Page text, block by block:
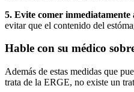
5. Evite comer inmediatamente
evitar que el contenido del
Hable con su médico
Además de estas medidas que
trata de la ERGE, no existe un